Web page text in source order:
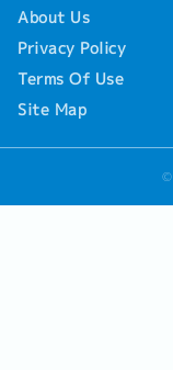
About Us
Privacy Policy
Terms Of Use
Site Map
©